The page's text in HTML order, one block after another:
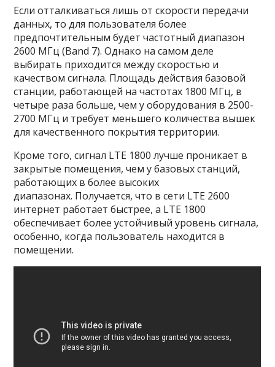
Если отталкиваться лишь от скорости передачи
данных, то для пользователя более
предпочтительным будет частотный диапазон
2600 МГц (Band 7). Однако на самом деле
выбирать приходится между скоростью и
качеством сигнала. Площадь действия базовой
станции, работающей на частотах 1800 МГц, в
четыре раза больше, чем у оборудования в 2500-
2700 МГц и требует меньшего количества вышек
для качественного покрытия территории.
Кроме того, сигнал LTE 1800 лучше проникает в
закрытые помещения, чем у базовых станций,
работающих в более высоких
диапазонах. Получается, что в сети LTE 2600
интернет работает быстрее, а LTE 1800
обеспечивает более устойчивый уровень сигнала,
особенно, когда пользователь находится в
помещении.